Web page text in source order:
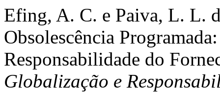
Efing, A. C. e Paiva, L. L.
Obsolescência
Responsabilidade do
Globalização e